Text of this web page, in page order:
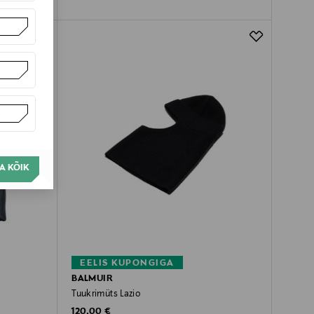
KÕIK
EELIS KUPONGIGA
BALMUIR
Tuukrimüts Lazio
Original Price
120,00 €